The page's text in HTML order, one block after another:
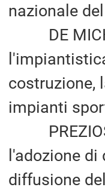
nazionale
DE
costruzione,
impianti
PREZIOSI
l'adozione
diffusione